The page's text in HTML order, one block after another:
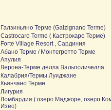
Галзиньяно Терме (Galzignano Terme)
Castrocaro Terme ( Кастрокаро Терме)
Forte Village Resort , Сардиния
Абано Терме / Монтегротто Терме
Апулия
Верона-Терме делла Вальполичелла
Калабрия/Термы Луиджане
Кьянчано Терме
Лигурия
Ломбардия ( озеро Маджоре, озеро
Изео)